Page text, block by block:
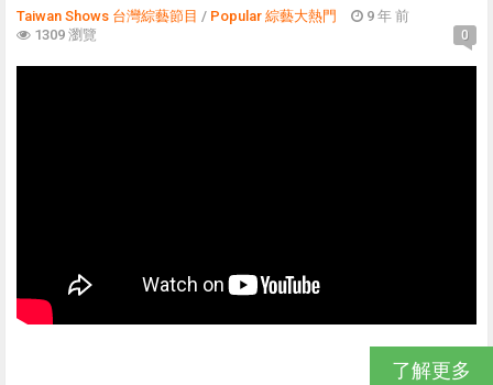
Taiwan Shows 台灣綜藝節目 / Popular 綜藝大熱門
9 年 前
1309 瀏覽
0
了解更多